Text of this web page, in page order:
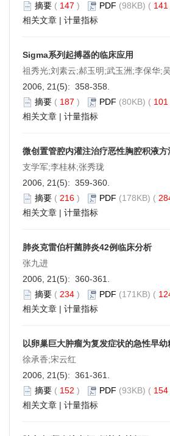
摘要 ( 147 ) PDF (98KB) ( 141
相关文章 | 计量指标
Sigma系列起搏器的临床应用
祖秀光;刘素云;郝玉明;武玉洲;李保华;
2006, 21(5): 358-358.
摘要 ( 187 ) PDF (80KB) ( 101
相关文章 | 计量指标
微创置管腔内灌注治疗恶性胸腔积液方
支学军;李桂林;张秀珑
2006, 21(5): 359-360.
摘要 ( 216 ) PDF (178KB) (
相关文章 | 计量指标
肺炎克雷伯杆菌肺炎42例临床分析
张九进
2006, 21(5): 360-361.
摘要 ( 234 ) PDF (171KB) (
相关文章 | 计量指标
以卵巢巨大肿瘤为复发症状的急性早
徐承香;宋云红
2006, 21(5): 361-361.
摘要 ( 152 ) PDF (93KB) ( 154
相关文章 | 计量指标